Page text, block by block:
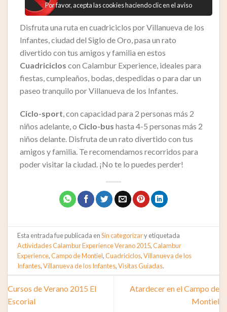
Por favor, acepta las cookies haciendo clic en el aviso
Disfruta una ruta en cuadriciclos por Villanueva de los
Infantes, ciudad del Siglo de Oro, pasa un rato
divertido con tus amigos y familia en estos
Cuadriciclos con Calambur Experience, ideales para
fiestas, cumpleaños, bodas, despedidas o para dar un
paseo tranquilo por Villanueva de los Infantes.
Ciclo-sport, con capacidad para 2 personas más 2
niños adelante, o Ciclo-bus hasta 4-5 personas más 2
niños delante. Disfruta de un rato divertido con tus
amigos y familia. Te recomendamos recorridos para
poder visitar la ciudad. ¡No te lo puedes perder!
Esta entrada fue publicada enSin categorizary etiquetada
Actividades Calambur Experience Verano 2015,Calambur
Experience,Campo de Montiel,Cuadriciclos,Villanueva de los
Infantes,Villanueva de los Infantes,Visitas Guiadas.
Cursos de Verano 2015 El
Escorial
Atardecer en el Campo de
Montiel